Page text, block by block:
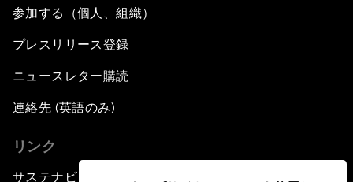
参加する（個人、組織）
プレスリリース登録
ニュースレター購読
連絡先 (英語のみ)
リンク
サステナビリティへの取り組み